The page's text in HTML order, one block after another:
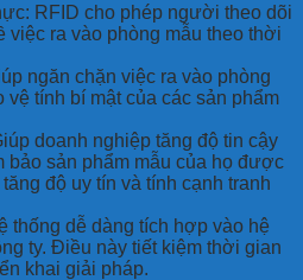
RFID cho phép người theo dõi
việc ra vào phòng mẫu theo thời
ngăn chặn việc ra vào phòng
vệ tính bí mật của các sản phẩm
doanh nghiệp tăng độ tin cậy
bảo sản phẩm mẫu của họ được
độ uy tín và tính cạnh tranh
thống dễ dàng tích hợp vào hệ
ty. Điều này tiết kiệm thời gian
khai giải pháp.